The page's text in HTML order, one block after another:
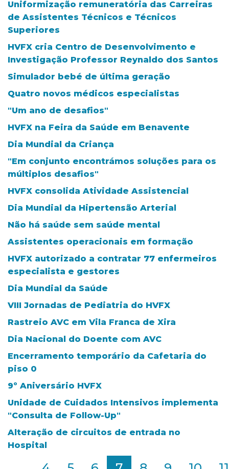
Uniformização remuneratória das Carreiras
de Assistentes Técnicos e Técnicos
Superiores
HVFX cria Centro de Desenvolvimento e
Investigação Professor Reynaldo dos Santos
Simulador bebé de última geração
Quatro novos médicos especialistas
"Um ano de desafios"
HVFX na Feira da Saúde em Benavente
Dia Mundial da Criança
"Em conjunto encontrámos soluções para os
múltiplos desafios"
HVFX consolida Atividade Assistencial
Dia Mundial da Hipertensão Arterial
Não há saúde sem saúde mental
Assistentes operacionais em formação
HVFX autorizado a contratar 77 enfermeiros
especialista e gestores
Dia Mundial da Saúde
VIII Jornadas de Pediatria do HVFX
Rastreio AVC em Vila Franca de Xira
Dia Nacional do Doente com AVC
Encerramento temporário da Cafetaria do
piso 0
9º Aniversário HVFX
Unidade de Cuidados Intensivos implementa
"Consulta de Follow-Up"
Alteração de circuitos de entrada no
Hospital